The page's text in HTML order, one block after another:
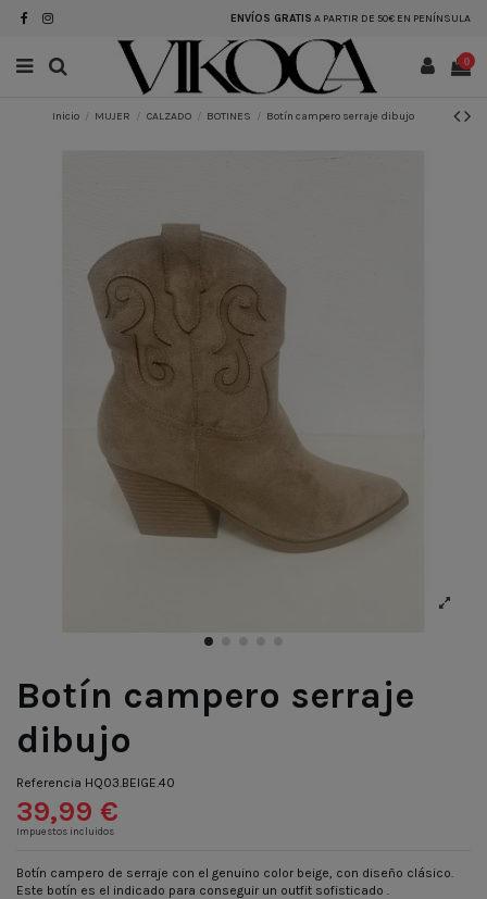
ENVÍOS GRATIS A PARTIR DE 50€ EN PENÍNSULA
0
Inicio MUJER CALZADO BOTINES Botín campero serraje dibujo
Botín campero serraje
dibujo
Referencia HQ03.BEIGE.40
39,99 €
Impuestos incluidos
Botín campero de serraje con el genuino color beige, con diseño clásico.
Este botín es el indicado para conseguir un outfit sofisticado .